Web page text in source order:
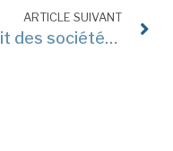
ARTICLE SUIVANT
Droit des sociétés à l’ère numérique : publications